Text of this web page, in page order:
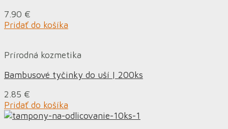
7.90 €
Pridať do košíka
Prírodná kozmetika
Bambusové tyčinky do uší | 200ks
2.85 €
Pridať do košíka